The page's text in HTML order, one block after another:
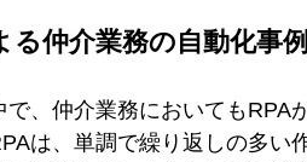
仲介業務の自動化事例
、仲介業務においてもRPA
は、単調で繰り返しの多い